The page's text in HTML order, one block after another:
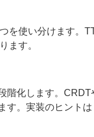
を使い分けます。
ます。
階化します。
す。実装のヒントは